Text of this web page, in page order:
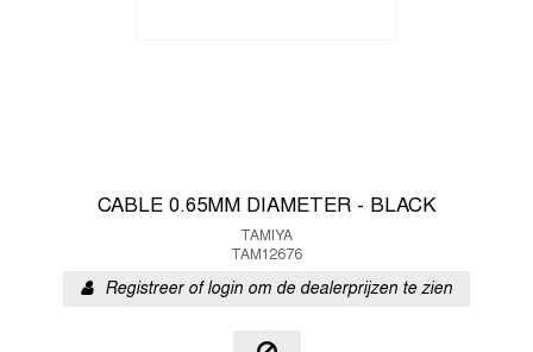
CABLE 0.65MM DIAMETER - BLACK
TAMIYA
TAM12676
Registreer of login om de dealerprijzen te zien